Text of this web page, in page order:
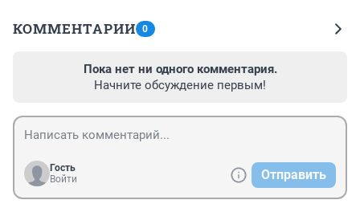
КОММЕНТАРИИ 0
Пока нет ни одного комментария.
Начните обсуждение первым!
Гость
Войти
Отправить